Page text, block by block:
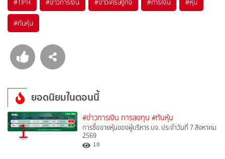
#ทันหุ้น
ยอดนิยมในตอนนี้
1 #ข่าวการเงิน การลงทุน #ทันหุ้น
การซื้อขายหุ้นของผู้บริหาร บจ. ประจำวันที่ 7 สิงหาคม
2569
18